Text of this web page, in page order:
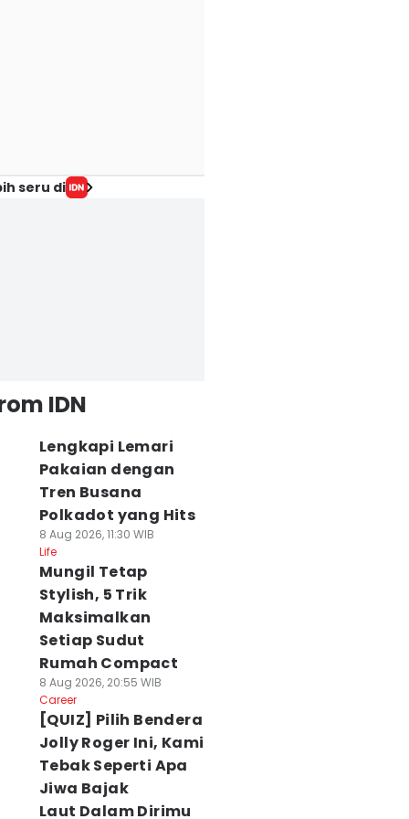
seru di
IDN
Lengkapi Lemari
Pakaian dengan
Tren Busana
Polkadot yang Hits
8 Aug 2026, 11:30 WIB
Life
Mungil Tetap
Stylish, 5 Trik
Maksimalkan
Setiap Sudut
Rumah Compact
8 Aug 2026, 20:55 WIB
Career
[QUIZ] Pilih Bendera
Jolly Roger Ini, Kami
Tebak Seperti Apa
Jiwa Bajak
Laut Dalam Dirimu